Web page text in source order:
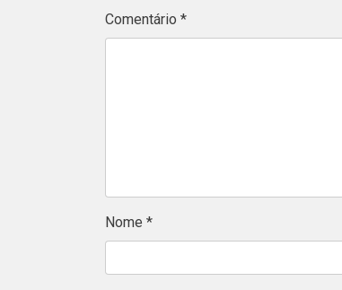
Comentário *
Nome *